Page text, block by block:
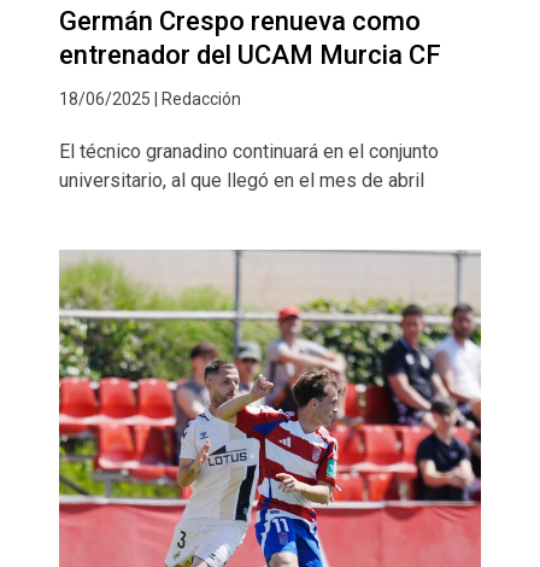
Germán Crespo renueva como
entrenador del UCAM Murcia CF
18/06/2025 | Redacción
El técnico granadino continuará en el conjunto
universitario, al que llegó en el mes de abril